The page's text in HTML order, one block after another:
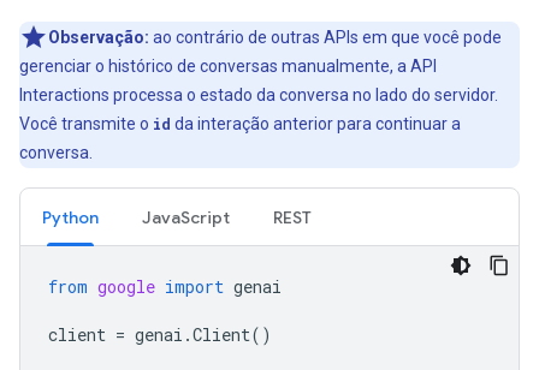
Observação: ao contrário de outras APIs em que você pode
gerenciar o histórico de conversas manualmente, a API
Interactions processa o estado da conversa no lado do servidor.
Você transmite o id da interação anterior para continuar a
conversa.
Python JavaScript REST
from google import genai
client = genai .Client()